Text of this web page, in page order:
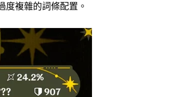
度複雜的詞條配置。